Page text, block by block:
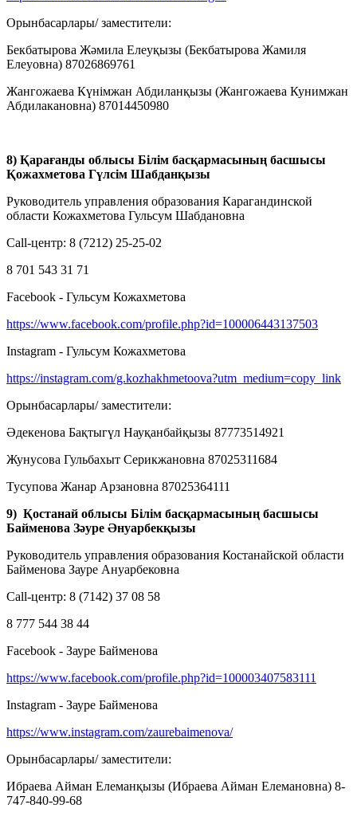
Орынбасарлары/ заместители:
Бекбатырова Жәмила Елеуқызы (Бекбатырова Жамиля
Елеуовна) 87026869761
Жангожаева Күнімжан Абдиланқызы (Жангожаева Кунимжан
Абдилакановна) 87014450980
8) Қарағанды облысы Білім басқармасының басшысы
Қожахметова Гүлсім Шабданқызы
Руководитель управления образования Карагандинской
области Кожахметова Гульсум Шабдановна
Call-центр: 8 (7212) 25-25-02
8 701 543 31 71
Facebook - Гульсум Кожахметова
https://www.facebook.com/profile.php?id=100006443137503
Instagram - Гульсум Кожахметова
https://instagram.com/g.kozhakhmetoova?utm_medium=copy_link
Орынбасарлары/ заместители:
Әдекенова Бақтыгүл Науқанбайқызы 87773514921
Жунусова Гульбахыт Серикжановна 87025311684
Тусупова Жанар Арзановна 87025364111
9) Қостанай облысы Білім басқармасының басшысы
Байменова Зәуре Әнуарбекқызы
Руководитель управления образования Костанайской области
Байменова Зауре Ануарбековна
Call-центр: 8 (7142) 37 08 58
8 777 544 38 44
Facebook - Зауре Байменова
https://www.facebook.com/profile.php?id=100003407583111
Instagram - Зауре Байменова
https://www.instagram.com/zaurebaimenova/
Орынбасарлары/ заместители:
Ибраева Айман Елеманқызы (Ибраева Айман Елемановна) 8-
747-840-99-68